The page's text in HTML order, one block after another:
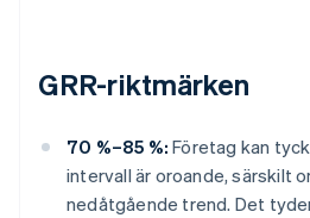
GRR-riktmärken
70 %–85 %: Företag kan
intervall är oroande, särskilt
nedåtgående trend. Det